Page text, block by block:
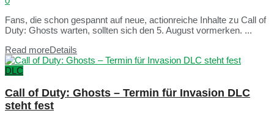
Fans, die schon gespannt auf neue, actionreiche Inhalte zu Call of
Duty: Ghosts warten, sollten sich den 5. August vormerken. ...
Read moreDetails
DLC
Call of Duty: Ghosts – Termin für Invasion DLC
steht fest